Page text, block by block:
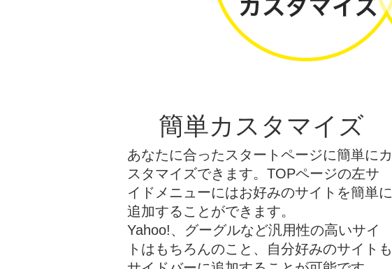
簡単カスタマイズ
あなたに合ったスタートページに簡単にカ
スタマイズできます。TOPページの左サ
イドメニューにはお好みのサイトを簡単に
追加することができます。
Yahoo!、グーグルなど汎用性の高いサイ
トはもちろんのこと、自分好みのサイトも